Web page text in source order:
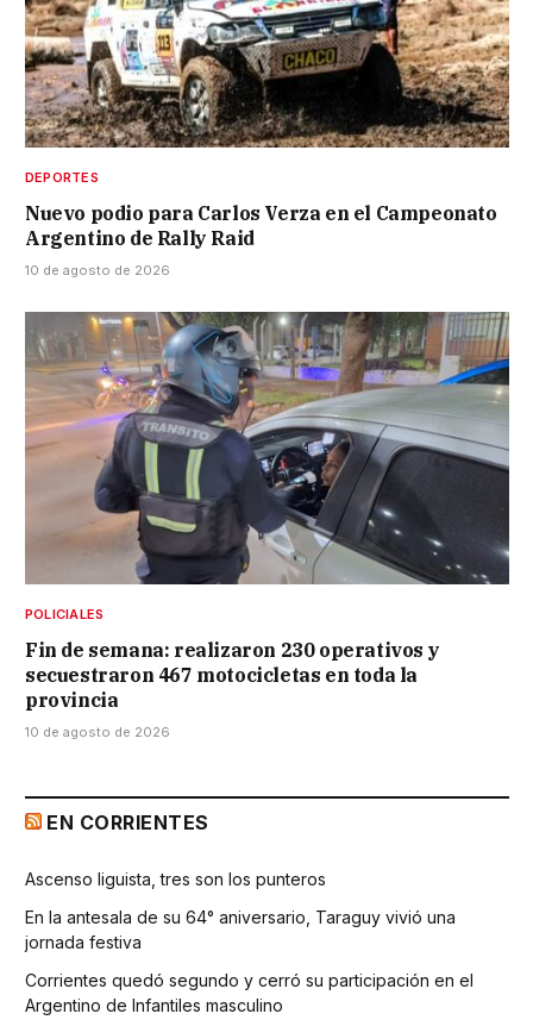
DEPORTES
Nuevo podio para Carlos Verza en el Campeonato
Argentino de Rally Raid
10 de agosto de 2026
POLICIALES
Fin de semana: realizaron 230 operativos y
secuestraron 467 motocicletas en toda la
provincia
10 de agosto de 2026
EN CORRIENTES
Ascenso liguista, tres son los punteros
En la antesala de su 64° aniversario, Taraguy vivió una
jornada festiva
Corrientes quedó segundo y cerró su participación en el
Argentino de Infantiles masculino